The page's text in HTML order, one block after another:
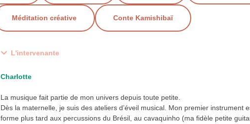
Méditation créative Conte Kamishibaï
L'intervenante
Charlotte
La musique fait partie de mon univers depuis toute petite.
Dès la maternelle, je suis des ateliers d’éveil musical. Mon premier instrument
forme plus tard aux percussions du Brésil, au cavaquinho (ma fidèle petite